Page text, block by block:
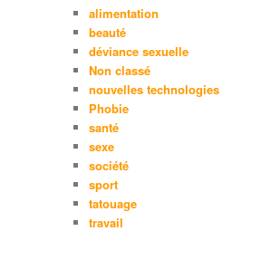
alimentation
beauté
déviance sexuelle
Non classé
nouvelles technologies
Phobie
santé
sexe
société
sport
tatouage
travail